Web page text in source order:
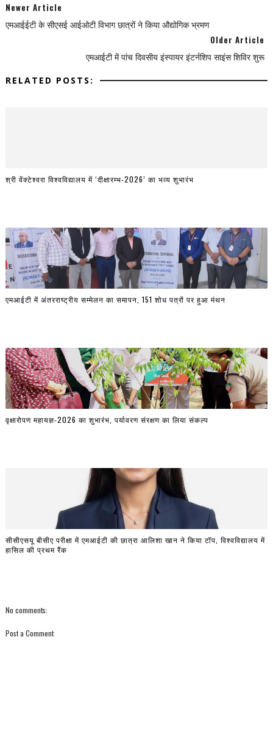
Newer Article
एमआईईटी के सीएसई आईओटी विभाग छात्रों ने किया औद्योगिक भ्रमण
Older Article
एमआईटी में पांच दिवसीय इंस्पायर इंटर्नशिप साइंस शिविर शुरू
RELATED POSTS:
श्री वेंक्टेश्वरा विश्वविद्यालय में ‘दीक्षारम्भ-2026’ का भव्य शुभारंभ
एमआईटी में अंतरराष्ट्रीय सम्मेलन का समापन, 151 शोध पत्रों पर हुआ मंथन
वृक्षारोपण महायज्ञ-2026 का शुभारंभ, पर्यावरण संरक्षण का लिया संकल्प
सीसीएसयू बीसीए परीक्षा में एमआईटी की छात्रा आलिशा खान ने किया टॉप, विश्वविद्यालय में
हासिल की प्रथम रैंक
No comments:
Post a Comment